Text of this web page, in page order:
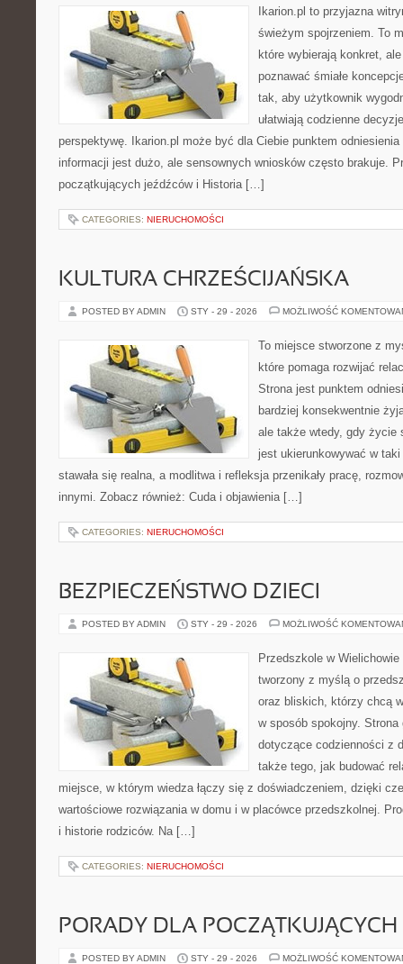
Ikarion.pl to przyjazna
świeżym spojrzeniem. To
które wybierają konkret,
poznawać śmiałe
tak, aby użytkownik
ułatwiają codzienne
perspektywę. Ikarion.pl może być dla Ciebie punktem
informacji jest dużo, ale sensownych wniosków często brakuje.
początkujących jeźdźców i Historia […]
CATEGORIES: NIERUCHOMOŚCI
KULTURA CHRZEŚCIJAŃSKA
POSTED BY ADMIN STY - 29 - 2026 MOŻLIWOŚĆ
To miejsce stworzone z
które pomaga rozwijać
Strona jest punktem
bardziej konsekwentnie
ale także wtedy, gdy życie
jest ukierunkowywać w
stawała się realna, a modlitwa i refleksja przenikały pracę,
innymi. Zobacz również: Cuda i objawienia […]
CATEGORIES: NIERUCHOMOŚCI
BEZPIECZEŃSTWO DZIECI
POSTED BY ADMIN STY - 29 - 2026 MOŻLIWOŚĆ
Przedszkole w
tworzony z myślą o
oraz bliskich, którzy chcą
w sposób spokojny.
dotyczące codzienności z
także tego, jak budować
miejsce, w którym wiedza łączy się z doświadczeniem, dzięki
wartościowe rozwiązania w domu i w placówce przedszkolnej.
i historie rodziców. Na […]
CATEGORIES: NIERUCHOMOŚCI
PORADY DLA POCZĄTKUJĄCYCH
POSTED BY ADMIN STY - 29 - 2026 MOŻLIWOŚĆ